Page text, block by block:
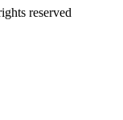
reserved